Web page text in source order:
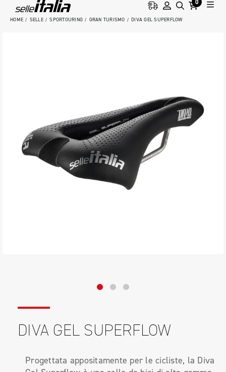
0
HOME SELLE SPORTOURING GRAN TURISMO DIVA GEL SUPERFLOW
DIVA GEL SUPERFLOW
Progettata appositamente per le cicliste, la Diva